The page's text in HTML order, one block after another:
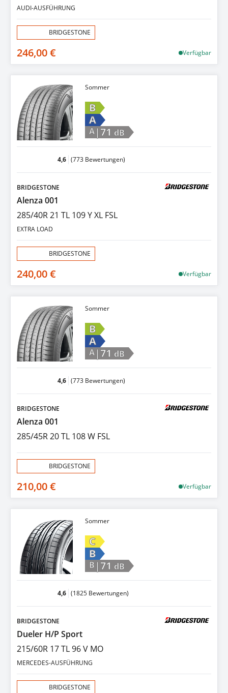
AUDI-AUSFÜHRUNG
BRIDGESTONE
246,00 € Verfügbar
Sommer
B
A
A |71 dB
4,6 (773 Bewertungen)
BRIDGESTONE
Alenza 001
285/40R 21 TL 109 Y XL FSL
EXTRA LOAD
BRIDGESTONE
240,00 € Verfügbar
Sommer
B
A
A |71 dB
4,6 (773 Bewertungen)
BRIDGESTONE
Alenza 001
285/45R 20 TL 108 W FSL
BRIDGESTONE
210,00 € Verfügbar
Sommer
C
B
B |71 dB
4,6 (1825 Bewertungen)
BRIDGESTONE
Dueler H/P Sport
215/60R 17 TL 96 V MO
MERCEDES-AUSFÜHRUNG
BRIDGESTONE